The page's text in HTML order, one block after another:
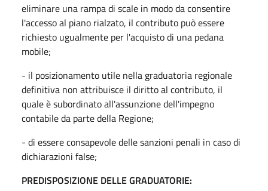
eliminare una rampa di scale in modo da consentire
l'accesso al piano rialzato, il contributo può essere
richiesto ugualmente per l'acquisto di una pedana
mobile;
- il posizionamento utile nella graduatoria regionale
definitiva non attribuisce il diritto al contributo, il
quale è subordinato all'assunzione dell'impegno
contabile da parte della Regione;
- di essere consapevole delle sanzioni penali in caso di
dichiarazioni false;
PREDISPOSIZIONE DELLE GRADUATORIE: